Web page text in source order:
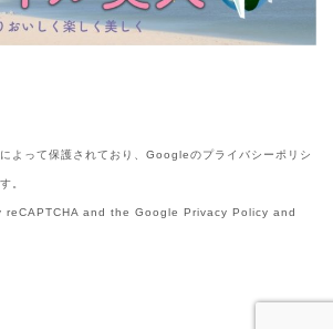
よって保護されており、Googleのプライバシーポリシ
。
and the Google Privacy Policy and